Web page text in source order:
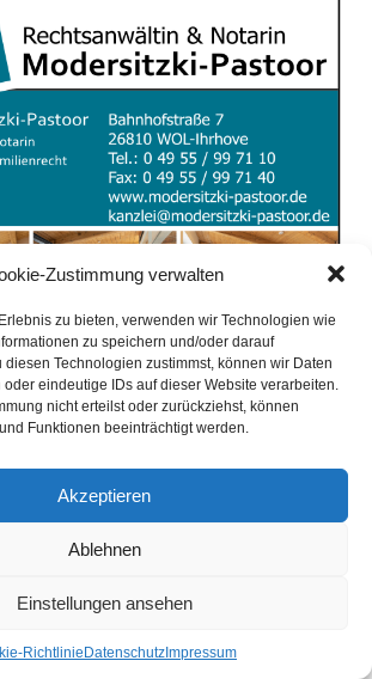
Zustimmung verwalten
zu bieten, verwenden wir Technologien wie
zu speichern und/oder darauf
diesen Technologien zustimmst, können wir Daten
eindeutige IDs auf dieser Website verarbeiten.
nicht erteilst oder zurückziehst, können
Funktionen beeinträchtigt werden.
Akzeptieren
Ablehnen
Einstellungen ansehen
Richt­li­nie Daten­schutz Impres­sum